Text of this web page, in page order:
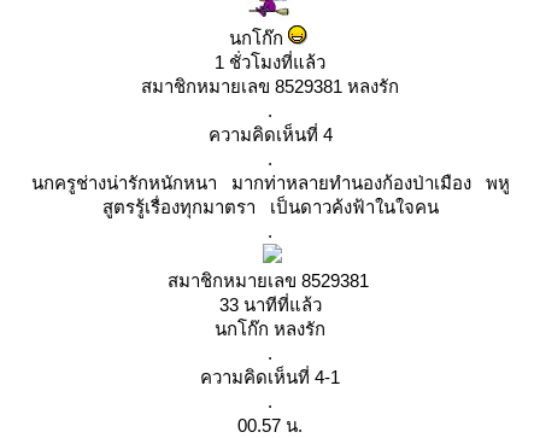
นกโก๊ก
1 ชั่วโมงที่แล้ว
สมาชิกหมายเลข 8529381 หลงรัก
.
ความคิดเห็นที่ 4
.
นกครูช่างน่ารักหนักหนา มากท่าหลายทำนองก้องป่าเมือง พหู
สูตรรู้เรื่องทุกมาตรา เป็นดาวค้งฟ้าในใจคน
.
สมาชิกหมายเลข 8529381
33 นาทีที่แล้ว
นกโก๊ก หลงรัก
.
ความคิดเห็นที่ 4-1
.
00.57 น.